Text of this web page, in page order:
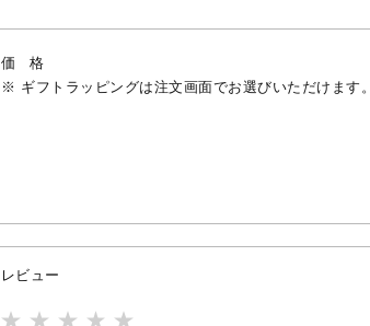
価格
ギフトラッピングは注文画面でお選びいただけます。
レビュー